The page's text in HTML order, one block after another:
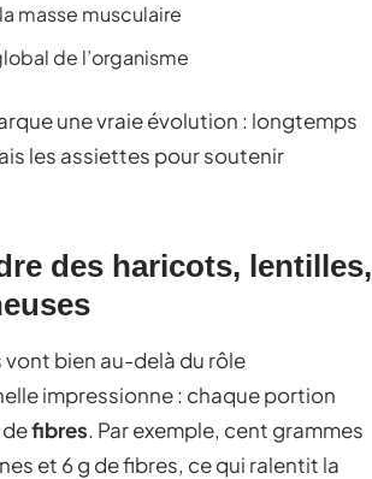
masse musculaire
de l’organisme
une vraie évolution : longtemps
les assiettes pour soutenir
des haricots, lentilles,
bien au-delà du rôle
impressionne : chaque portion
fibres. Par exemple, cent grammes
et 6 g de fibres, ce qui ralentit la